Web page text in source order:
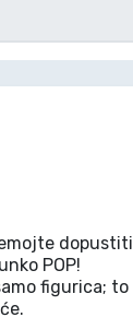
dopustiti
POP!
figurica; to